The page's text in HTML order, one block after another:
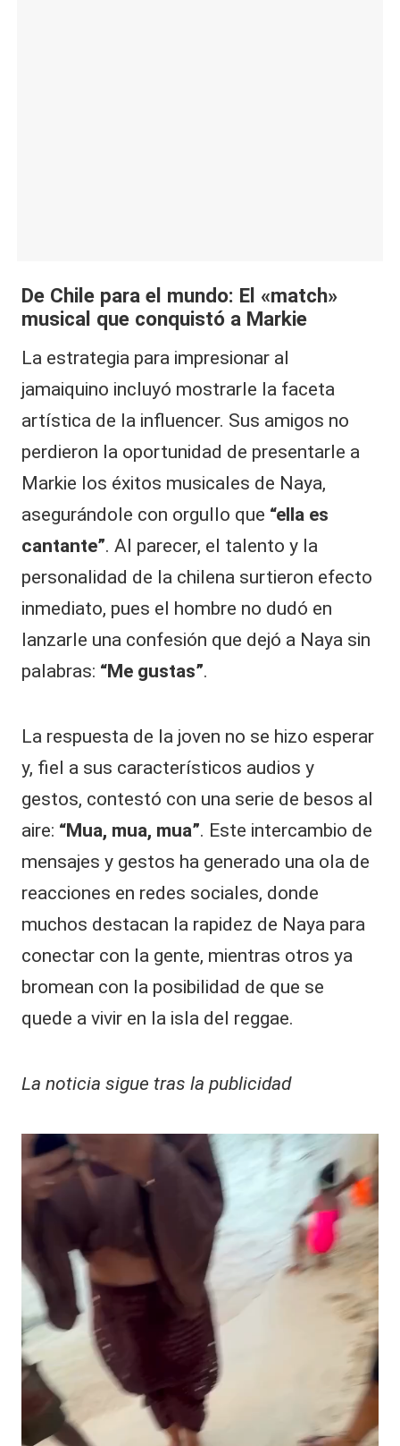
De Chile para el mundo: El «match»
musical que conquistó a Markie
La estrategia para impresionar al
jamaiquino incluyó mostrarle la faceta
artística de la influencer. Sus amigos no
perdieron la oportunidad de presentarle a
Markie los éxitos musicales de Naya,
asegurándole con orgullo que “ella es
cantante”. Al parecer, el talento y la
personalidad de la chilena surtieron efecto
inmediato, pues el hombre no dudó en
lanzarle una confesión que dejó a Naya sin
palabras: “Me gustas”.
La respuesta de la joven no se hizo esperar
y, fiel a sus característicos audios y
gestos, contestó con una serie de besos al
aire: “Mua, mua, mua”. Este intercambio de
mensajes y gestos ha generado una ola de
reacciones en redes sociales, donde
muchos destacan la rapidez de Naya para
conectar con la gente, mientras otros ya
bromean con la posibilidad de que se
quede a vivir en la isla del reggae.
La noticia sigue tras la publicidad